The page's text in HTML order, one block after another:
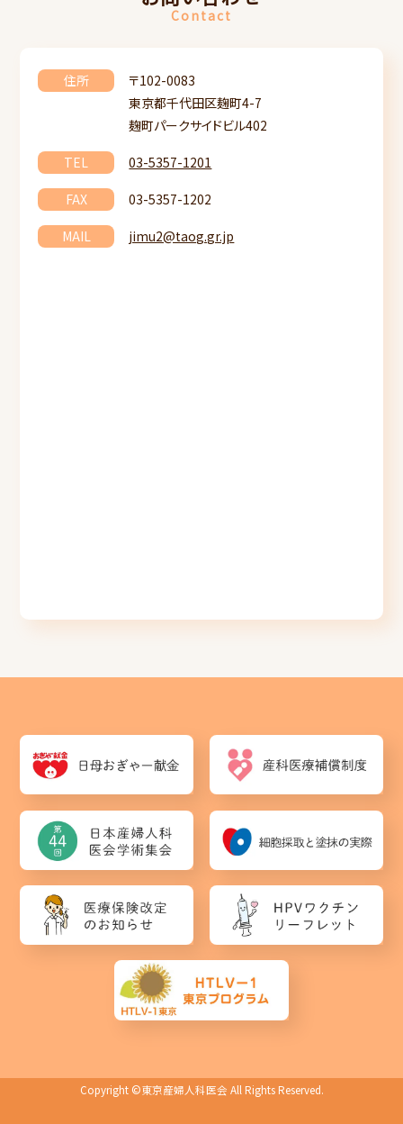
Contact
住所
〒102-0083
東京都千代田区麹町4-7
麹町パークサイドビル402
TEL 03-5357-1201
FAX 03-5357-1202
MAIL jimu2@taog.gr.jp
Copyright ©東京産婦人科医会 All Rights Reserved.